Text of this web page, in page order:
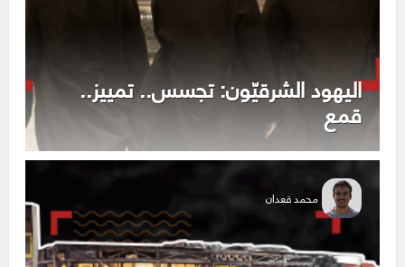
اليهود الشرقيّون: تجسس.. تمييز..
قمع
محمد قعدان